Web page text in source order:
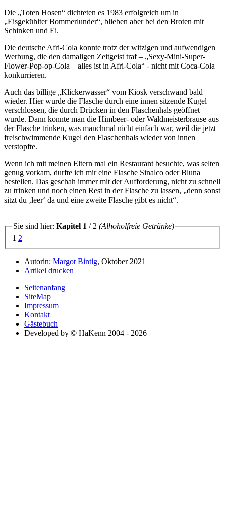
Die
Toten Hosen
dichteten es 1983 erfolgreich um in
Eisgekühlter Bommerlunder , blieben aber bei den Broten mit
Schinken und Ei.
Die deutsche Afri-Cola konnte trotz der witzigen und aufwendigen
Werbung, die den damaligen Zeitgeist traf –
Sexy-Mini-Super-
Flower-Pop-op-Cola – alles ist in Afri-Cola
- nicht mit Coca-Cola
konkurrieren.
Auch das billige
Klickerwasser
vom Kiosk verschwand bald
wieder. Hier wurde die Flasche durch eine innen sitzende Kugel
verschlossen, die durch Drücken in den Flaschenhals geöffnet
wurde. Dann konnte man die Himbeer- oder Waldmeisterbrause aus
der Flasche trinken, was manchmal nicht einfach war, weil die jetzt
freischwimmende Kugel den Flaschenhals wieder von innen
verstopfte.
Wenn ich mit meinen Eltern mal ein Restaurant besuchte, was selten
genug vorkam, durfte ich mir eine Flasche Sinalco oder Bluna
bestellen. Das geschah immer mit der Aufforderung, nicht zu schnell
zu trinken und noch einen Rest in der Flasche zu lassen,
denn sonst
sitzt du leer da und eine zweite Flasche gibt es nicht .
Sie sind hier: Kapitel 1 / 2 (Alhoholfreie Getränke)
1 2
Autorin: Margot Bintig, Oktober 2021
Artikel drucken
Seitenanfang
SiteMap
Impressum
Kontakt
Gästebuch
Developed by © HaKenn 2004 - 2026